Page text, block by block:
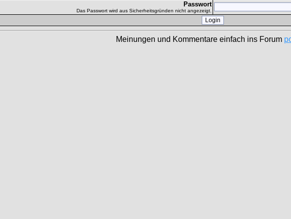
Passwort
Das Passwort wird aus Sicherheitsgründen nicht angezeigt.
Meinungen und Kommentare einfach ins Forum